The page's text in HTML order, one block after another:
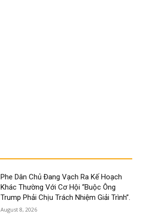
Phe Dân Chủ Đang Vạch Ra Kế Hoạch
Khác Thường Với Cơ Hội “Buộc Ông
Trump Phải Chịu Trách Nhiệm Giải Trình”.
August 8, 2026